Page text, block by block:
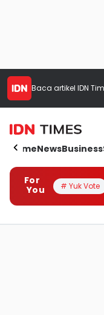
Baca artikel IDN
HomeNewsBusiness
For
You
# Yuk Vote